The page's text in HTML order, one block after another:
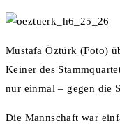
Mustafa Öztürk (Foto)
Keiner des
nur einmal – gegen die
Die Mannschaft war